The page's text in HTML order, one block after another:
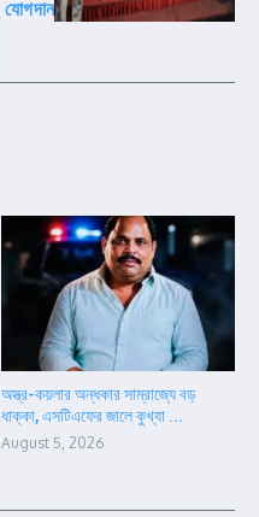
যোগদান
অস্ত্র-কয়লার অন্ধকার সাম্রাজ্যে বড়
ধাক্কা, এসটিএফের জালে কুখ্যা ...
August 5, 2026